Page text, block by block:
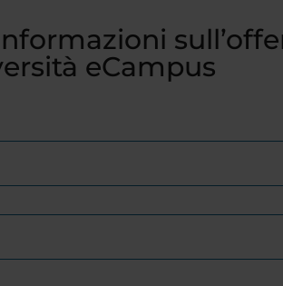
eCampus